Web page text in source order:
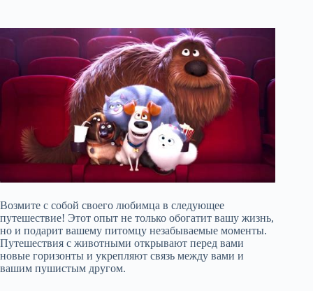
Возмите с собой своего любимца в следующее
путешествие! Этот опыт не только обогатит вашу жизнь,
но и подарит вашему питомцу незабываемые моменты.
Путешествия с животными открывают перед вами
новые горизонты и укрепляют связь между вами и
вашим пушистым другом.